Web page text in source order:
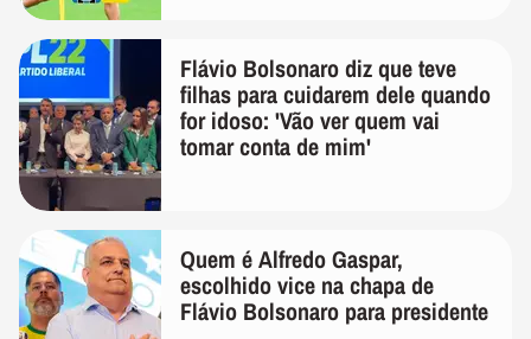
Flávio Bolsonaro diz que teve
filhas para cuidarem dele quando
for idoso: 'Vão ver quem vai
tomar conta de mim'
Quem é Alfredo Gaspar,
escolhido vice na chapa de
Flávio Bolsonaro para presidente